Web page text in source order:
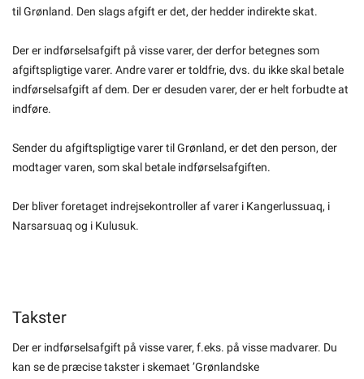
til Grønland. Den slags afgift er det, der hedder indirekte skat.
Der er indførselsafgift på visse varer, der derfor betegnes som
afgiftspligtige varer. Andre varer er toldfrie, dvs. du ikke skal betale
indførselsafgift af dem. Der er desuden varer, der er helt forbudte at
indføre.
Sender du afgiftspligtige varer til Grønland, er det den person, der
modtager varen, som skal betale indførselsafgiften.
Der bliver foretaget indrejsekontroller af varer i Kangerlussuaq, i
Narsarsuaq og i Kulusuk.
Takster
Der er indførselsafgift på visse varer, f.eks. på visse madvarer. Du
kan se de præcise takster i skemaet ’Grønlandske